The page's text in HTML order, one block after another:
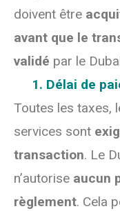
doivent être
avant que le
validé par le
1. Délai de
Toutes les taxes,
services sont
transaction. Le
n’autorise aucun
règlement. Cela